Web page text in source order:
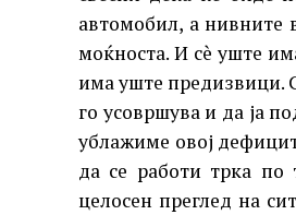
автомобил, а нивните
моќноста. И сè уште
има уште предизвици.
го усовршува и да ја
ублажиме овој
да се работи трка по
целосен преглед на